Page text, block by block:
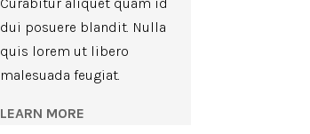
Curabitur aliquet quam id
dui posuere blandit. Nulla
quis lorem ut libero
malesuada feugiat.
LEARN MORE